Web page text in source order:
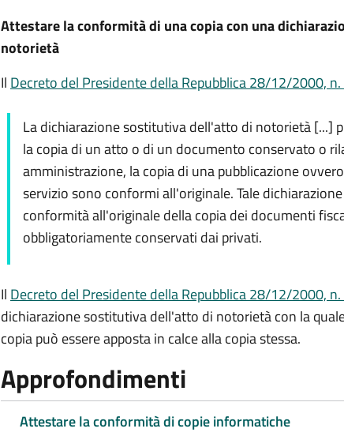
Attestare la conformità di una copia con una
notorietà
Il Decreto del Presidente della Repubblica 28/12/2000,
La dichiarazione sostitutiva dell'atto di notorietà [...]
la copia di un atto o di un documento conservato o
amministrazione, la copia di una pubblicazione
servizio sono conformi all'originale. Tale
conformità all'originale della copia dei documenti
obbligatoriamente conservati dai privati.
Il Decreto del Presidente della Repubblica 28/12/2000,
dichiarazione sostitutiva dell'atto di notorietà con la
copia può essere apposta in calce alla copia stessa.
Approfondimenti
Attestare la conformità di copie informatiche